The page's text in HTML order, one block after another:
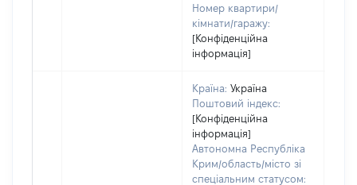
Номер квартири/
кімнати/гаражу:
[Конфіденційна
інформація]
Країна: Україна
Поштовий індекс:
[Конфіденційна
інформація]
Автономна Республіка
Крим/область/місто зі
спеціальним статусом: